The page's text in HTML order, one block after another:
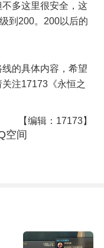
多这里很安全，这
到200。200以后的
的具体内容，希望
注17173《永恒之
【编辑：17173】
空间